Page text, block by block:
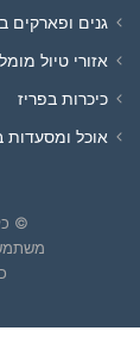
גנים ופארקים
אזורי טיול
כיכרות בפריז
אוכל ומסעדות